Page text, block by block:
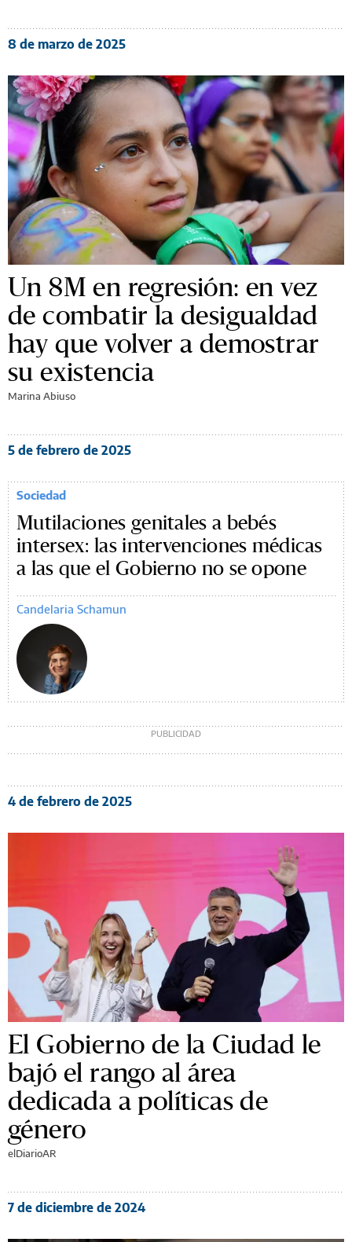
8 de marzo de 2025
Un 8M en regresión: en vez
de combatir la desigualdad
hay que volver a demostrar
su existencia
Marina Abiuso
5 de febrero de 2025
Sociedad
Mutilaciones genitales a bebés
intersex: las intervenciones médicas
a las que el Gobierno no se opone
Candelaria Schamun
4 de febrero de 2025
El Gobierno de la Ciudad le
bajó el rango al área
dedicada a políticas de
género
elDiarioAR
7 de diciembre de 2024